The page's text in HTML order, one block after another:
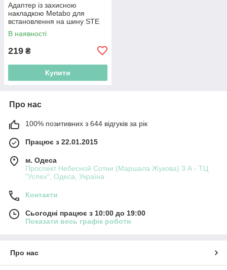
Адаптер із захисною
накладкою Metabo для
встановлення на шину STE
140, STE 140 Plus, STEB 140,
STEB 140 Plus, STA 18 LTX
В наявності
219 ₴
Купити
Про нас
100% позитивних з 644 відгуків за рік
Працює з 22.01.2015
м. Одеса
Проспект Небесной Сотни (Маршала Жукова) 3 А - ТЦ
"Успех", Одеса, Україна
Контакти
Сьогодні працює з 10:00 до 19:00
Показати весь графік роботи
Про нас